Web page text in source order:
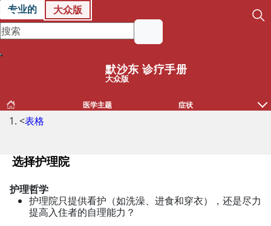
专业的 大众版
默沙东 诊疗手册
大众版
医学主题 症状
<表格
选择护理院
选择护理院
护理哲学
护理院只提供看护（如洗澡、进食和穿衣），还是尽力
提高入住者的自理能力？